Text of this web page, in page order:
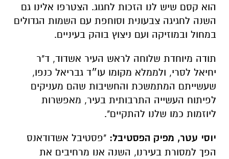
הוא קסם שיש לנו הזכות לחגוג. הצטרפו אלינו גם
השנה לחגיגה צבעונית וסוחפת עם השמות הגדולים
במחול ובמוזיקה ועם ניצוץ בוהק בעיניים.
תודה מיוחדת שלוחה לראש העיר אשדוד, ד"ר
יחיאל לסרי, ולממלא מקומו עו״ד גבריאל כנפו,
שעשייתם המתמשכת והחשיבות שהם מעניקים
לפיתוח העשייה התרבותית בעיר, מאפשרות
ליוזמות כמו שלנו להתקיים".
יוסי עטר, מפיק הפסטיבל: "פסטיבל אשדודאנס
הפך למסורת בעירנו, השנה אנו מרחיבים את